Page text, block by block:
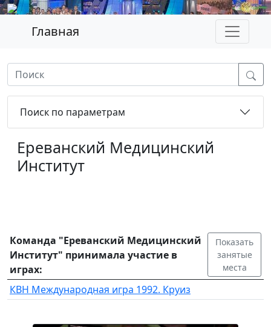
Главная
Поиск по параметрам
Ереванский Медицинский
Институт
Команда "Ереванский Медицинский
Институт" принимала участие в
играх:
Показать
занятые
места
КВН Международная игра 1992. Круиз